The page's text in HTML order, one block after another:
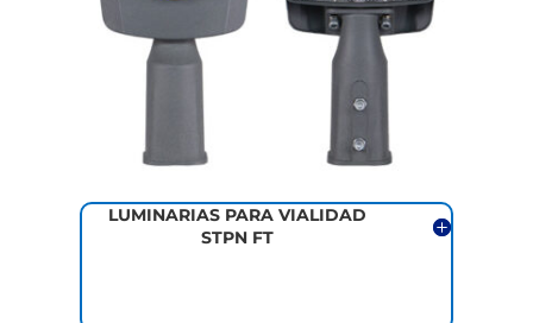
LUMINARIAS PARA VIALIDAD
STPN FT